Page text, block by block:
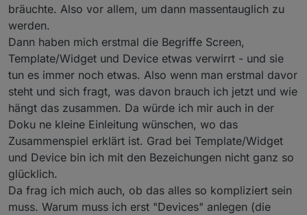
bräuchte. Also vor allem, um dann massentauglich zu
werden.
Dann haben mich erstmal die Begriffe Screen,
Template/Widget und Device etwas verwirrt - und sie
tun es immer noch etwas. Also wenn man erstmal davor
steht und sich fragt, was davon brauch ich jetzt und wie
hängt das zusammen. Da würde ich mir auch in der
Doku ne kleine Einleitung wünschen, wo das
Zusammenspiel erklärt ist. Grad bei Template/Widget
und Device bin ich mit den Bezeichungen nicht ganz so
glücklich.
Da frag ich mich auch, ob das alles so kompliziert sein
muss. Warum muss ich erst "Devices" anlegen (die